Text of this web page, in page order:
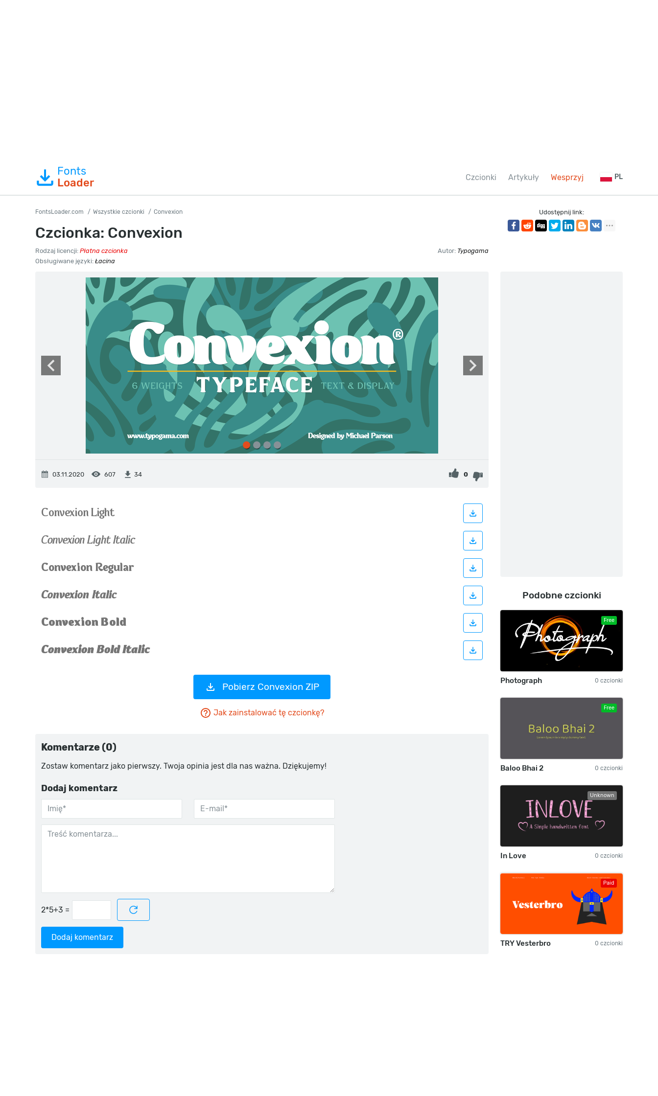
Fonts
Loader
Czcionki Artykuły Wesprzyj PL
FontsLoader.com Wszystkie czcionki Convexion
Czcionka: Convexion
Rodzaj licencji: Płatna czcionka Autor: Typogama
Obsługiwane języki: Łacina
Udostępnij link:
03.11.2020 607 34 0
Pobierz Convexion ZIP
Jak zainstalować tę czcionkę?
Komentarze (0)
Zostaw komentarz jako pierwszy. Twoja opinia jest dla nas ważna. Dziękujemy!
Dodaj komentarz
=
Dodaj komentarz
Podobne czcionki
Free
Photograph 0 czcionki
Free
Baloo Bhai 2 0 czcionki
Unknown
In Love 0 czcionki
Paid
TRY Vesterbro 0 czcionki